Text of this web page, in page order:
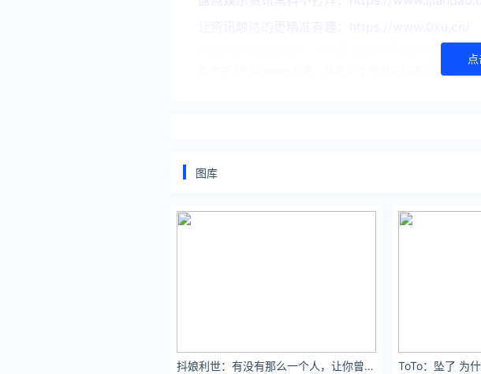
发表，转载此文章须经作者同意，并
图库
抖娘利世：有没有那么一个人，让你曾经发了疯的想，现在却拼了命的忘。